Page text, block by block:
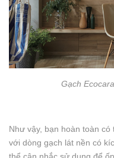
Gạch
Như vậy, bạn hoàn toàn
với dòng gạch lát nền có